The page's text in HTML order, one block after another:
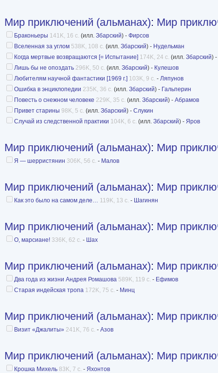
Казанцев, М. Калакуцкая, Леонид Платов, Е.
Томан.
В выпусках (1973), (1974), (1975), (1976),
коллегия не упоминается.
В выпусках 1978, 1980, 1981, 1983, 1984,
Абрамов, И. Бестужев-Лада, Е. Велтистов, А.
Волков, А. Кулешов, Е. Парнов.
В дальнейших выпусках редколлегии не
иллюстраций. К участию в изданиях
фантастическим произведениям и эти
запомнились читателям. Со временем,
Первые издания с 1955 года по 1962 год
84x108/16 (205x260 мм), всего вышло восемь
до закрытия серии.
Все издания серии выходили в твёрдой
Издательства:Детская литература, Детская
отделение)
источник Фантлаб
Мир приключений (альманах): Мир
Браконьеры 141K, 16 с. (илл. Збарский) - Фирсов
Вселенная за углом 538K, 108 с. (илл. Збарский) - Нудельман
Когда мертвые возвращаются [= Испытание] 174K, 24 с. (илл. Збарский) -
Лишь бы не опоздать 296K, 50 с. (илл. Збарский) - Кулешов
Любителям научной фантастики [1969 г.] 103K, 9 с. - Ляпунов
Ошибка в энциклопедии 235K, 36 с. (илл. Збарский) - Гальперин
Повесть о снежном человеке 229K, 35 с. (илл. Збарский) - Абрамов
Привет старины 98K, 5 с. (илл. Збарский) - Слукин
Случай из следственной практики 104K, 6 с. (илл. Збарский) - Яров
Мир приключений (альманах): Мир
Я — шерристянин 306K, 56 с. - Малов
Мир приключений (альманах): Мир
Как это было на самом деле… 119K, 13 с. - Шагинян
Мир приключений (альманах): Мир
О, марсиане! 336K, 62 с. - Шах
Мир приключений (альманах): Мир
Два года из жизни Андрея Ромашова 589K, 119 с. - Ефимов
Старая индейская тропа 172K, 75 с. - Минц
Мир приключений (альманах): Мир
Визит «Джалиты» 241K, 76 с. - Азов
Мир приключений (альманах): Мир
Крошка Михель 83K, 7 с. - Яхонтов